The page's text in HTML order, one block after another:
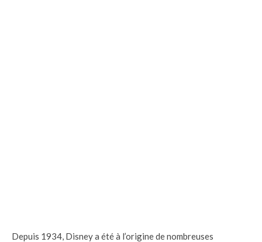
Depuis 1934, Disney a été à l’origine de nombreuses